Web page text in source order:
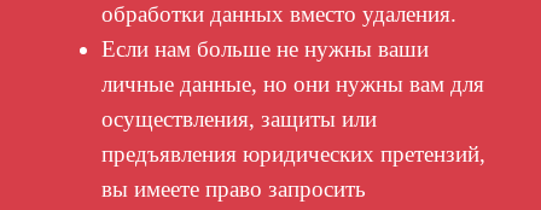
обработки данных вместо удаления.
Если нам больше не нужны ваши
личные данные, но они нужны вам для
осуществления, защиты или
предъявления юридических претензий,
вы имеете право запросить